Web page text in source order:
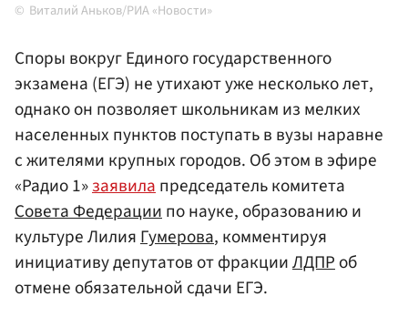
Виталий Аньков/РИА «Новости»
Споры вокруг Единого государственного
экзамена (ЕГЭ) не утихают уже несколько лет,
однако он позволяет школьникам из мелких
населенных пунктов поступать в вузы наравне
с жителями крупных городов. Об этом в эфире
«Радио 1»заявилапредседатель комитета
Совета Федерациипо науке, образованию и
культуре ЛилияГумерова, комментируя
инициативу депутатов от фракцииЛДПРоб
отмене обязательной сдачи ЕГЭ.